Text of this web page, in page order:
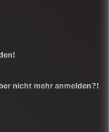
nicht mehr anmelden?!